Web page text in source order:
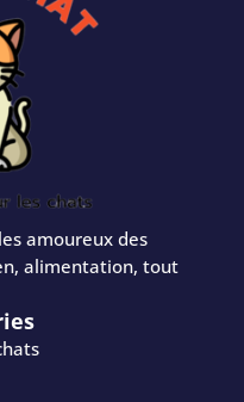
amoureux des
alimentation, tout